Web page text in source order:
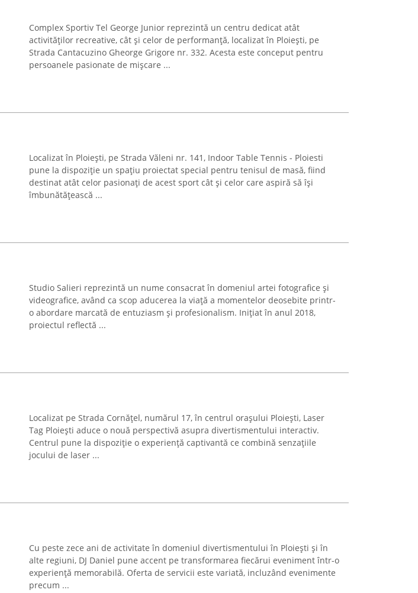
Complex Sportiv Tel George Junior reprezintă un centru dedicat atât
activităților recreative, cât și celor de performanță, localizat în Ploiești, pe
Strada Cantacuzino Gheorge Grigore nr. 332. Acesta este conceput pentru
persoanele pasionate de mișcare ...
Localizat în Ploiești, pe Strada Văleni nr. 141, Indoor Table Tennis - Ploiesti
pune la dispoziție un spațiu proiectat special pentru tenisul de masă, fiind
destinat atât celor pasionați de acest sport cât și celor care aspiră să își
îmbunătățească ...
Studio Salieri reprezintă un nume consacrat în domeniul artei fotografice și
videografice, având ca scop aducerea la viață a momentelor deosebite printr-
o abordare marcată de entuziasm și profesionalism. Inițiat în anul 2018,
proiectul reflectă ...
Localizat pe Strada Cornăţel, numărul 17, în centrul orașului Ploiești, Laser
Tag Ploiești aduce o nouă perspectivă asupra divertismentului interactiv.
Centrul pune la dispoziție o experiență captivantă ce combină senzațiile
jocului de laser ...
Cu peste zece ani de activitate în domeniul divertismentului în Ploiești și în
alte regiuni, DJ Daniel pune accent pe transformarea fiecărui eveniment într-o
experiență memorabilă. Oferta de servicii este variată, incluzând evenimente
precum ...